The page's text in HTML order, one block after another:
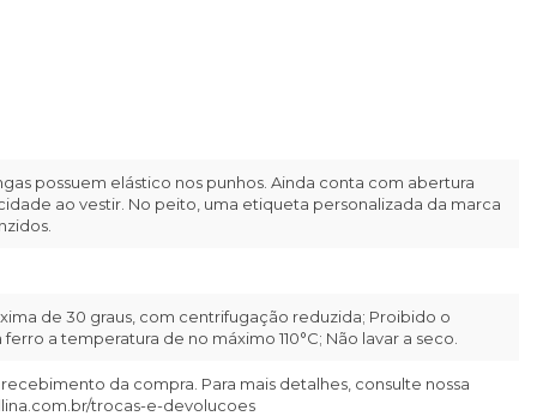
possuem elástico nos punhos. Ainda conta com abertura
ao vestir. No peito, uma etiqueta personalizada da marca
de 30 graus, com centrifugação reduzida; Proibido o
a temperatura de no máximo 110°C; Não lavar a seco.
da compra. Para mais detalhes, consulte nossa
trocas-e-devolucoes